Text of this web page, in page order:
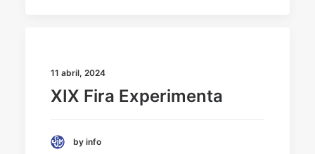
11 abril, 2024
XIX Fira Experimenta
by info